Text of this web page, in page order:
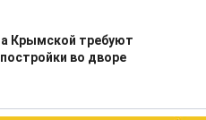
Крымской требуют
во дворе